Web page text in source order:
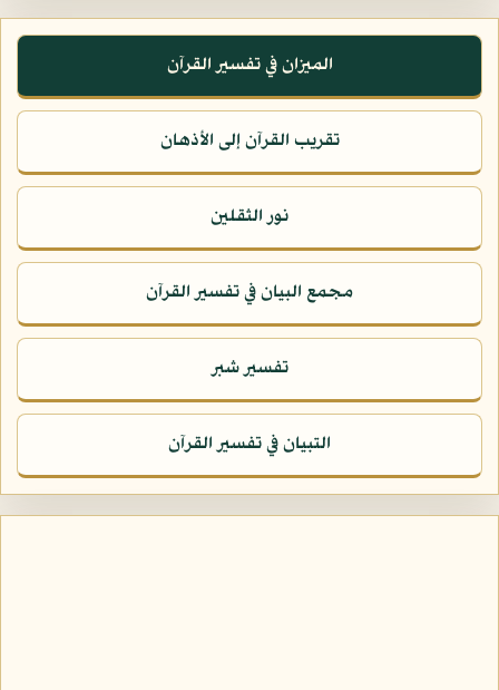
الميزان في تفسير القرآن
تقريب القرآن إلى الأذهان
نور الثقلين
مجمع البيان في تفسير القرآن
تفسير شبر
التبيان في تفسير القرآن